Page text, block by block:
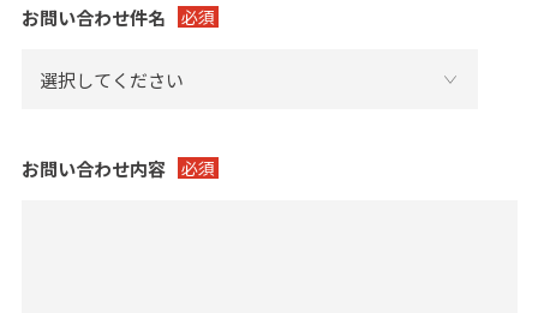
お問い合わせ件名 必須
お問い合わせ内容 必須